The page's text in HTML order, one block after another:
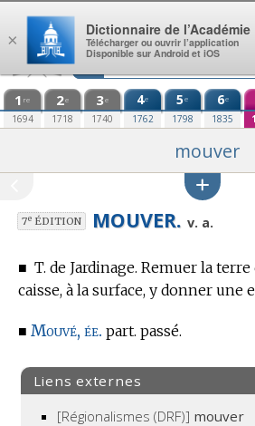
Aller au contenu
1 re
1694
2e
1718
3e
1740
4e
1762
5e
1798
6e
1835
mouver
7eÉDITION MOUVER. v. a.
■ T. de Jardinage. Remuer la terre
caisse, à la surface, y donner une
■ Mouvé, ée. part. passé.
Liens externes
[Régionalismes (DRF)] mouver
×
Dictionnaire de l’Académie
Télécharger ou ouvrir l’application
Disponible sur Android et iOS